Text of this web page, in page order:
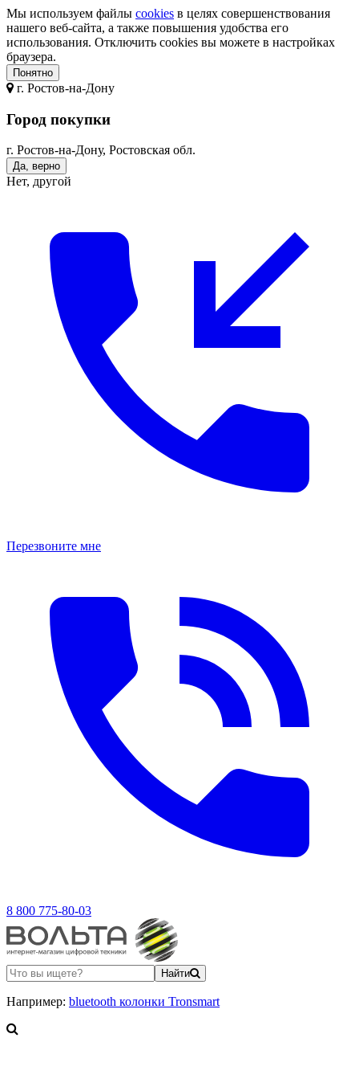
Мы используем файлы cookies в целях совершенствования
нашего веб-сайта, а также повышения удобства его
использования. Отключить cookies вы можете в настройках
браузера.
Понятно
г. Ростов-на-Дону
Город покупки
г. Ростов-на-Дону, Ростовская обл.
Да, верно
Нет, другой
Перезвоните мне
8 800 775-80-03
Найти
Например: bluetooth колонки Tronsmart